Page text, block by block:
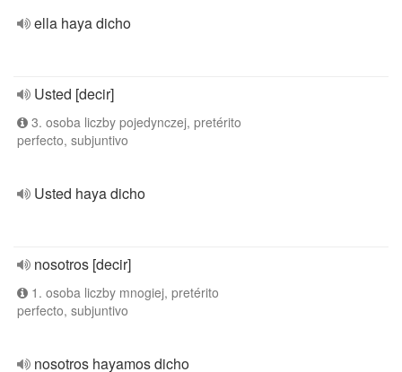
ella haya dicho
Usted [decir]
3. osoba liczby pojedynczej, pretérito
perfecto, subjuntivo
Usted haya dicho
nosotros [decir]
1. osoba liczby mnogiej, pretérito
perfecto, subjuntivo
nosotros hayamos dicho